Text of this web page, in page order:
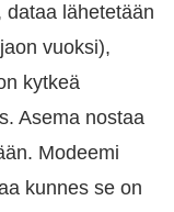
dataa lähetetään
vuoksi),
kytkeä
Asema nostaa
Modeemi
kunnes se on